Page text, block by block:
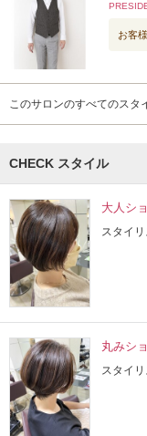
お客
このサロンのすべてのスタ
CHECK スタイル
大人シ
スタイ
丸みシ
スタイ